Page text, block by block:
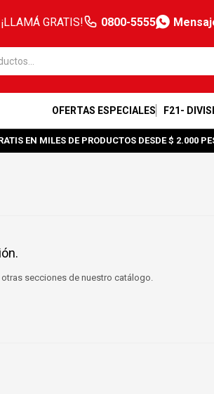
¡LLAMÁ GRATIS! 0800-5555
OFERTAS ESPECIALES F21-
EN MILES DE PRODUCTOS DESDE $ 2.000
secciones de nuestro catálogo.